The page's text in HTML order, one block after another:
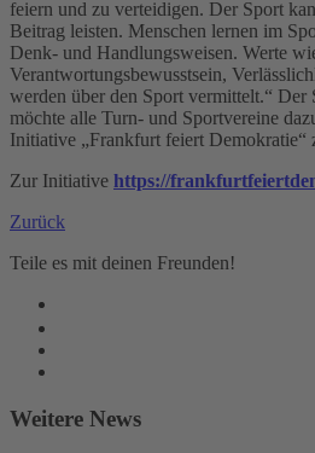
feiern und zu verteidigen. Der Sport
Beitrag leisten. Menschen lernen im
Denk- und Handlungsweisen. Werte
Verantwortungsbewusstsein,
werden über den Sport vermittelt.“ Der
möchte alle Turn- und Sportvereine
Initiative „Frankfurt feiert Demokratie“
Zur Initiative https://
Zurück
Teile es mit deinen Freunden!
Weitere News